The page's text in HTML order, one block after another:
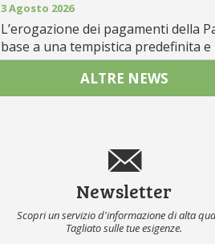
3 Agosto 2026
L’erogazione dei pagamenti della
base a una tempistica predefinita e
ALTRE NEWS
Newsletter
Scopri un servizio d'informazione di alta
Tagliato sulle tue esigenze.